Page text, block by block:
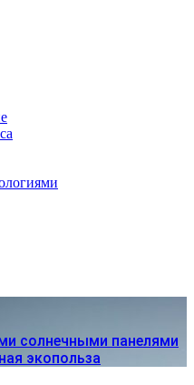
солнечными панелями
экопольза